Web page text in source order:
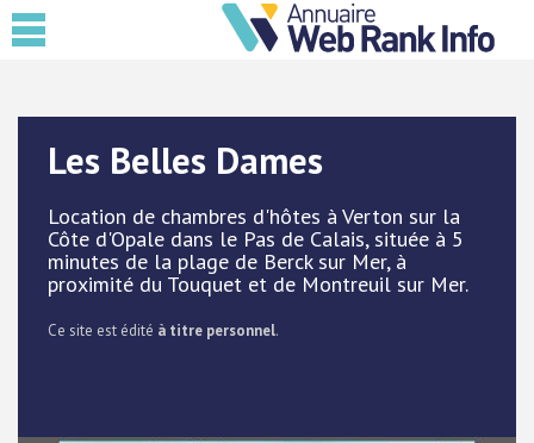
Les Belles Dames
Location de chambres d'hôtes à Verton sur la
Côte d'Opale dans le Pas de Calais, située à 5
minutes de la plage de Berck sur Mer, à
proximité du Touquet et de Montreuil sur Mer.
Ce site est édité à titre personnel.